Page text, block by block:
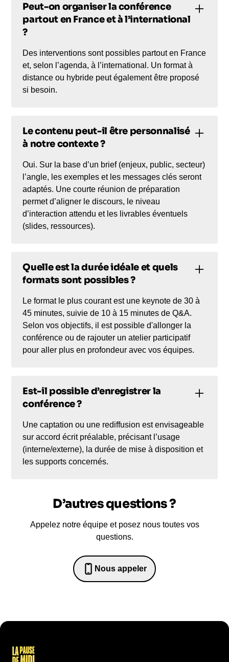
Peut-on organiser la conférence
partout en France et à l’international
?
Des interventions sont possibles partout en France
et, selon l’agenda, à l’international. Un format à
distance ou hybride peut également être proposé
si besoin.
Le contenu peut-il être personnalisé
à notre contexte ?
Oui. Sur la base d’un brief (enjeux, public, secteur)
l’angle, les exemples et les messages clés seront
adaptés. Une courte réunion de préparation
permet d’aligner le discours, le niveau
d’interaction attendu et les livrables éventuels
(slides, ressources).
Quelle est la durée idéale et quels
formats sont possibles ?
Le format le plus courant est une keynote de 30 à
45 minutes, suivie de 10 à 15 minutes de Q&A.
Selon vos objectifs, il est possible d'allonger la
conférence ou de rajouter un atelier participatif
pour aller plus en profondeur avec vos équipes.
Est-il possible d’enregistrer la
conférence ?
Une captation ou une rediffusion est envisageable
sur accord écrit préalable, précisant l’usage
(interne/externe), la durée de mise à disposition et
les supports concernés.
D’autres questions ?
Appelez notre équipe et posez nous toutes vos
questions.
Nous appeler
0652698481